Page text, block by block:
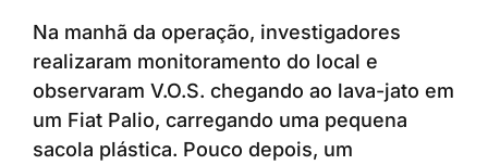
Na manhã da operação, investigadores
realizaram monitoramento do local e
observaram V.O.S. chegando ao lava-jato em
um Fiat Palio, carregando uma pequena
sacola plástica. Pouco depois, um